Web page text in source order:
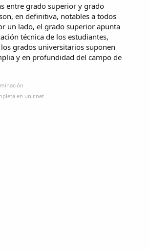
entre grado superior y grado
en definitiva, notables a todos
un lado, el grado superior apunta
técnica de los estudiantes,
grados universitarios suponen
y en profundidad del campo de
en unir.net